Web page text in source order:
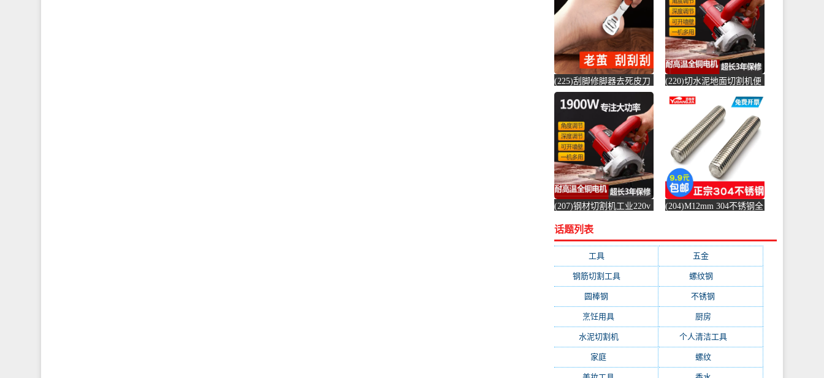
元)
(225)刮脚修脚器去死皮刀
老茧磨脚神器脚皮工具脚
底脚后跟刨-钢筋切割工具
(齐开雅致专卖店仅售13.8
元)
(220)切水泥地面切割机便
便携式电-水泥切割机
(simtone旗舰店仅售123.75
(207)钢材切割机工业220v
切机固-水泥切割机
(simtone旗舰店仅售123.75
(204)M12mm 304不锈钢全
仅售1.5元)
话题列表
工具(247) 五金
钢筋切割工具(177) 螺纹钢
圆棒钢 不锈钢
烹饪用具 厨房
水泥切割机(45) 个人清洁工具(43)
家庭 螺纹(41)